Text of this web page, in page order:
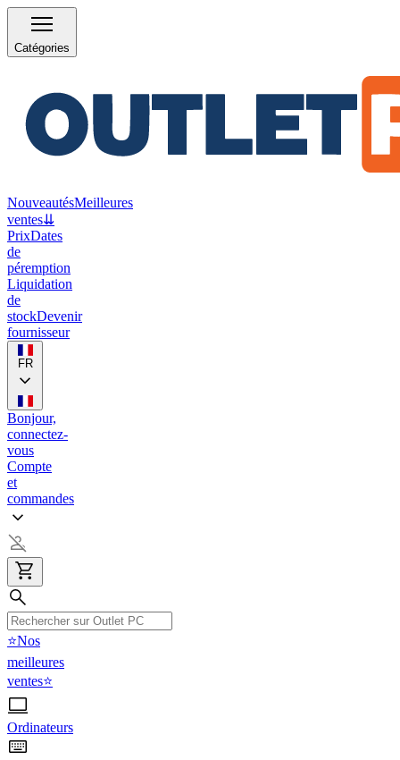
Catégories
NouveautésMeilleures
ventes⇊
PrixDates
de
péremption
Liquidation
de
stockDevenir
fournisseur
FR
Bonjour,
connectez-
vous
Compte
et
commandes
⭐Nos
meilleures
ventes⭐
Ordinateurs